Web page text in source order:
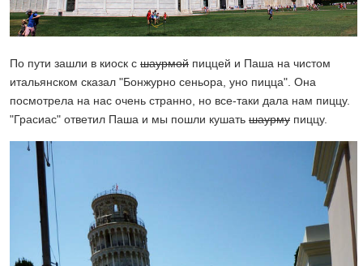
По пути зашли в киоск с шаурмой пиццей и Паша на чистом
итальянском сказал "Бонжурно сеньора, уно пицца". Она
посмотрела на нас очень странно, но все-таки дала нам пиццу.
"Грасиас" ответил Паша и мы пошли кушать шаурму пиццу.